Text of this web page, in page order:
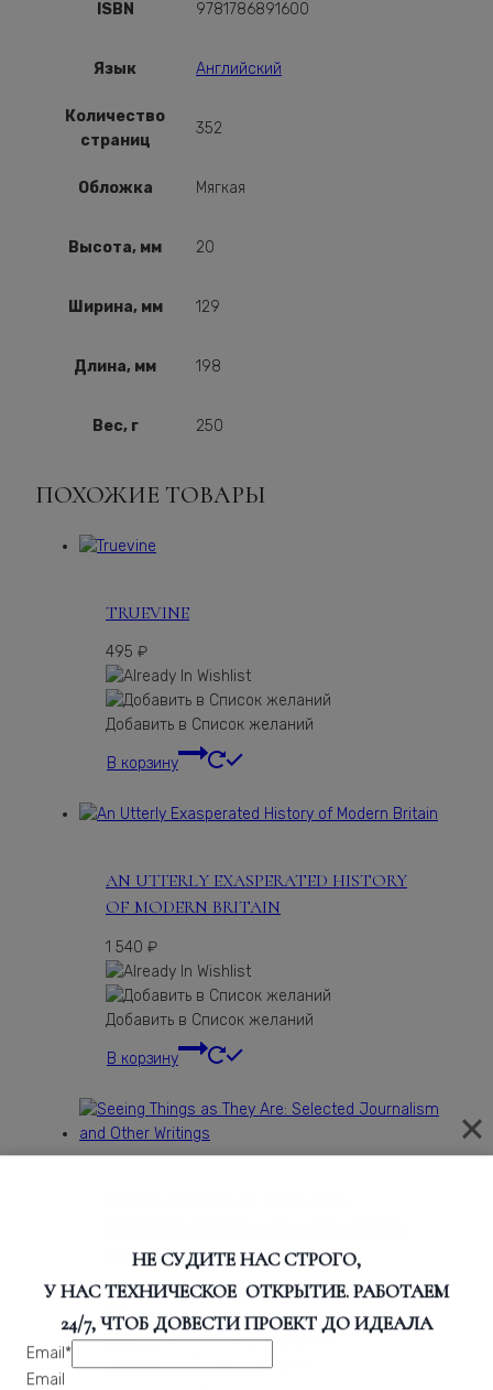
ISBN 9781786891600
Язык Английский
Количество
страниц
352
Обложка Мягкая
Высота, мм 20
Ширина, мм 129
Длина, мм 198
Вес, г 250
ПОХОЖИЕ ТОВАРЫ
TRUEVINE
495 ₽
Добавить в Список желаний
В корзину
AN UTTERLY EXASPERATED HISTORY
OF MODERN BRITAIN
1 540 ₽
Добавить в Список желаний
В корзину
WRITINGS
1 463₽
Добавить в Список желаний
НЕ СУДИТЕ НАС СТРОГО,
У НАС ТЕХНИЧЕСКОЕ ОТКРЫТИЕ. РАБОТАЕМ
24/7, ЧТОБ ДОВЕСТИ ПРОЕКТ ДО ИДЕАЛА
Email*
Email